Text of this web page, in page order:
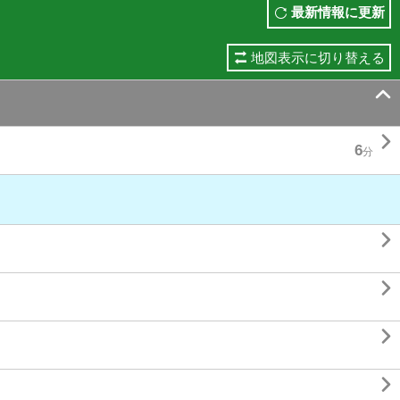
最新情報に更新
地図表示に切り替える

6分 



